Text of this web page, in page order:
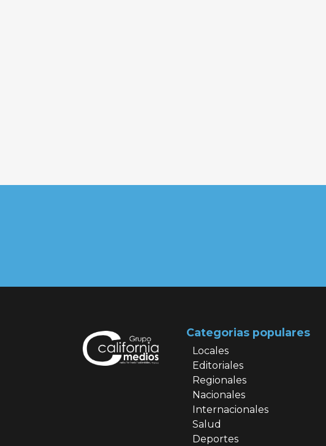
Categorias populares
Locales
Editoriales
Regionales
Nacionales
Internacionales
Salud
Deportes